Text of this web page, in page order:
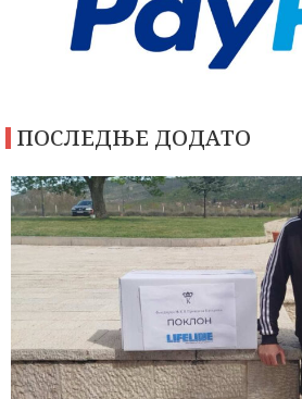
ПОСЛЕДЊЕ ДОДАТО